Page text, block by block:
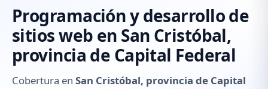
Programación y desarrollo de
sitios web en San Cristóbal,
provincia de Capital Federal
Cobertura en San Cristóbal, provincia de Capital